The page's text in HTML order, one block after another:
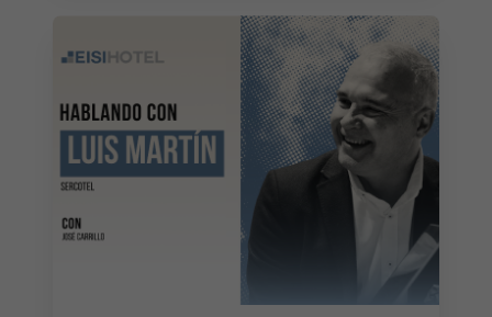
2026-05-19 08:00:00